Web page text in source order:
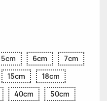
5cm 6cm
7cm
15cm
18cm
40cm 50cm